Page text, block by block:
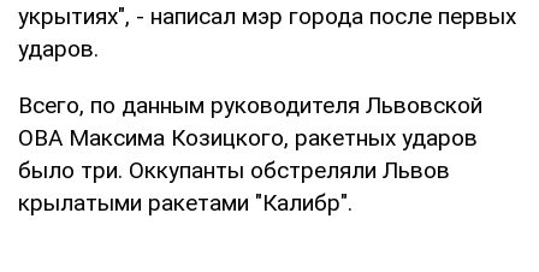
укрытиях", - написал мэр города после первых
ударов.
Всего, по данным руководителя Львовской
ОВА Максима Козицкого, ракетных ударов
было три. Оккупанты обстреляли Львов
крылатыми ракетами "Калибр".